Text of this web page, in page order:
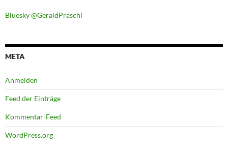
Bluesky @GeraldPraschl
META
Anmelden
Feed der Einträge
Kommentar-Feed
WordPress.org